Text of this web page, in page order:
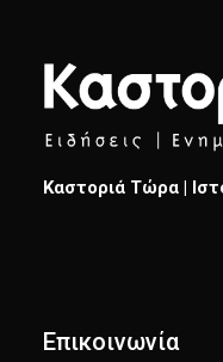
Καστοριά Τώρα |
Επικοινωνία